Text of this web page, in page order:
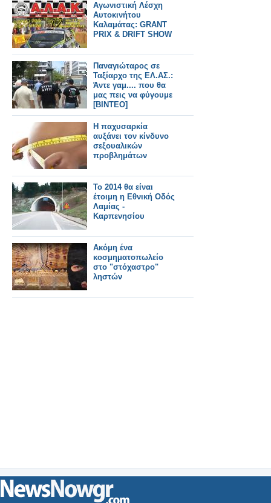
Αγωνιστική Λέσχη
Αυτοκινήτου
Καλαμάτας: GRANT
PRIX & DRIFT SHOW
Παναγιώταρος σε
Ταξίαρχο της ΕΛ.ΑΣ.:
Άντε γαμ.... που θα
μας πεις να φύγουμε
[ΒΙΝΤΕΟ]
Η παχυσαρκία
αυξάνει τον κίνδυνο
σεξουαλικών
προβλημάτων
Το 2014 θα είναι
έτοιμη η Εθνική Οδός
Λαμίας -
Καρπενησίου
Ακόμη ένα
κοσμηματοπωλείο
στο "στόχαστρο"
ληστών